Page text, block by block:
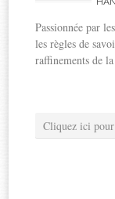
Passionnée par
les règles de
raffinements de
Cliquez ici